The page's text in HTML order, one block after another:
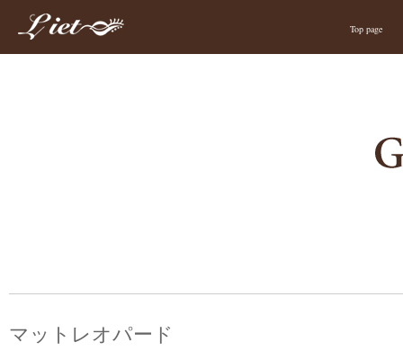
Top page
マットレオパード